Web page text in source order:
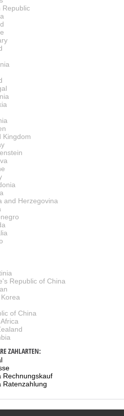
Republic
Kingdom
and Herzegovina
Republic of China
of China
ZAHLARTEN:
Rechnungskauf
Ratenzahlung